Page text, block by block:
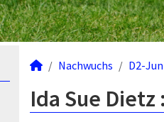
Nachwuchs D2-
Ida Sue